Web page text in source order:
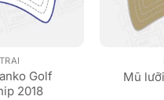
Golf
2018
Mũ